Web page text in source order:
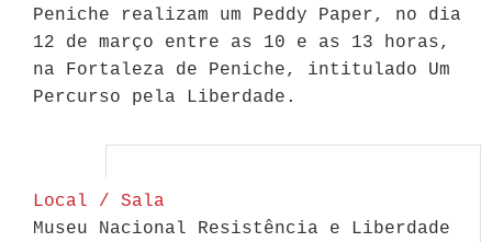
Peniche realizam um Peddy Paper, no dia
12 de março entre as 10 e as 13 horas,
na Fortaleza de Peniche, intitulado Um
Percurso pela Liberdade.
Local / Sala
Museu Nacional Resistência e Liberdade